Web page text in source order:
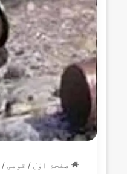
صفحۂ اوّل / قومی /